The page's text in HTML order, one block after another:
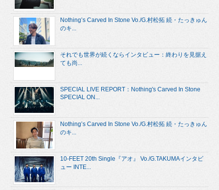
Nothing’s Carved In Stone Vo./G.村松拓 続・たっきゅん
のキ...
それでも世界が続くならインタビュー：終わりを見据え
ても尚...
SPECIAL LIVE REPORT：Nothing's Carved In Stone
SPECIAL ON...
Nothing’s Carved In Stone Vo./G.村松拓 続・たっきゅん
のキ...
10-FEET 20th Single『アオ』 Vo./G.TAKUMAインタビ
ュー INTE...